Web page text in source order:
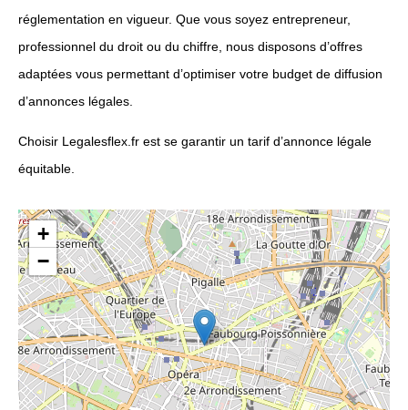
réglementation en vigueur. Que vous soyez entrepreneur,
professionnel du droit ou du chiffre, nous disposons d’offres
adaptées vous permettant d’optimiser votre budget de diffusion
d’annonces légales.
Choisir Legalesflex.fr est se garantir un tarif d’annonce légale
équitable.
+
−